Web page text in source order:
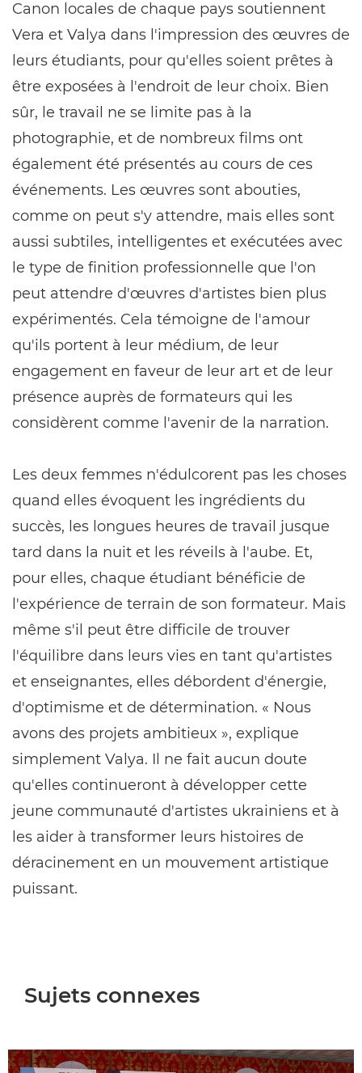
Canon locales de chaque pays soutiennent
Vera et Valya dans l'impression des œuvres de
leurs étudiants, pour qu'elles soient prêtes à
être exposées à l'endroit de leur choix. Bien
sûr, le travail ne se limite pas à la
photographie, et de nombreux films ont
également été présentés au cours de ces
événements. Les œuvres sont abouties,
comme on peut s'y attendre, mais elles sont
aussi subtiles, intelligentes et exécutées avec
le type de finition professionnelle que l'on
peut attendre d'œuvres d'artistes bien plus
expérimentés. Cela témoigne de l'amour
qu'ils portent à leur médium, de leur
engagement en faveur de leur art et de leur
présence auprès de formateurs qui les
considèrent comme l'avenir de la narration.
Les deux femmes n'édulcorent pas les choses
quand elles évoquent les ingrédients du
succès, les longues heures de travail jusque
tard dans la nuit et les réveils à l'aube. Et,
pour elles, chaque étudiant bénéficie de
l'expérience de terrain de son formateur. Mais
même s'il peut être difficile de trouver
l'équilibre dans leurs vies en tant qu'artistes
et enseignantes, elles débordent d'énergie,
d'optimisme et de détermination. « Nous
avons des projets ambitieux », explique
simplement Valya. Il ne fait aucun doute
qu'elles continueront à développer cette
jeune communauté d'artistes ukrainiens et à
les aider à transformer leurs histoires de
déracinement en un mouvement artistique
puissant.
Sujets connexes